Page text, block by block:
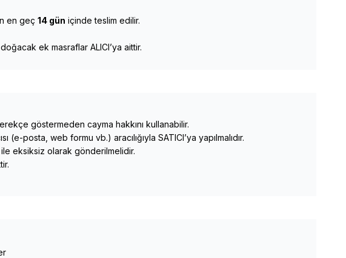
en geç 14 gün içinde teslim edilir.
ek masraflar ALICI’ya aittir.
göstermeden cayma hakkını kullanabilir.
(e-posta, web formu vb.) aracılığıyla SATICI’ya yapılmalıdır.
ile eksiksiz olarak gönderilmelidir.